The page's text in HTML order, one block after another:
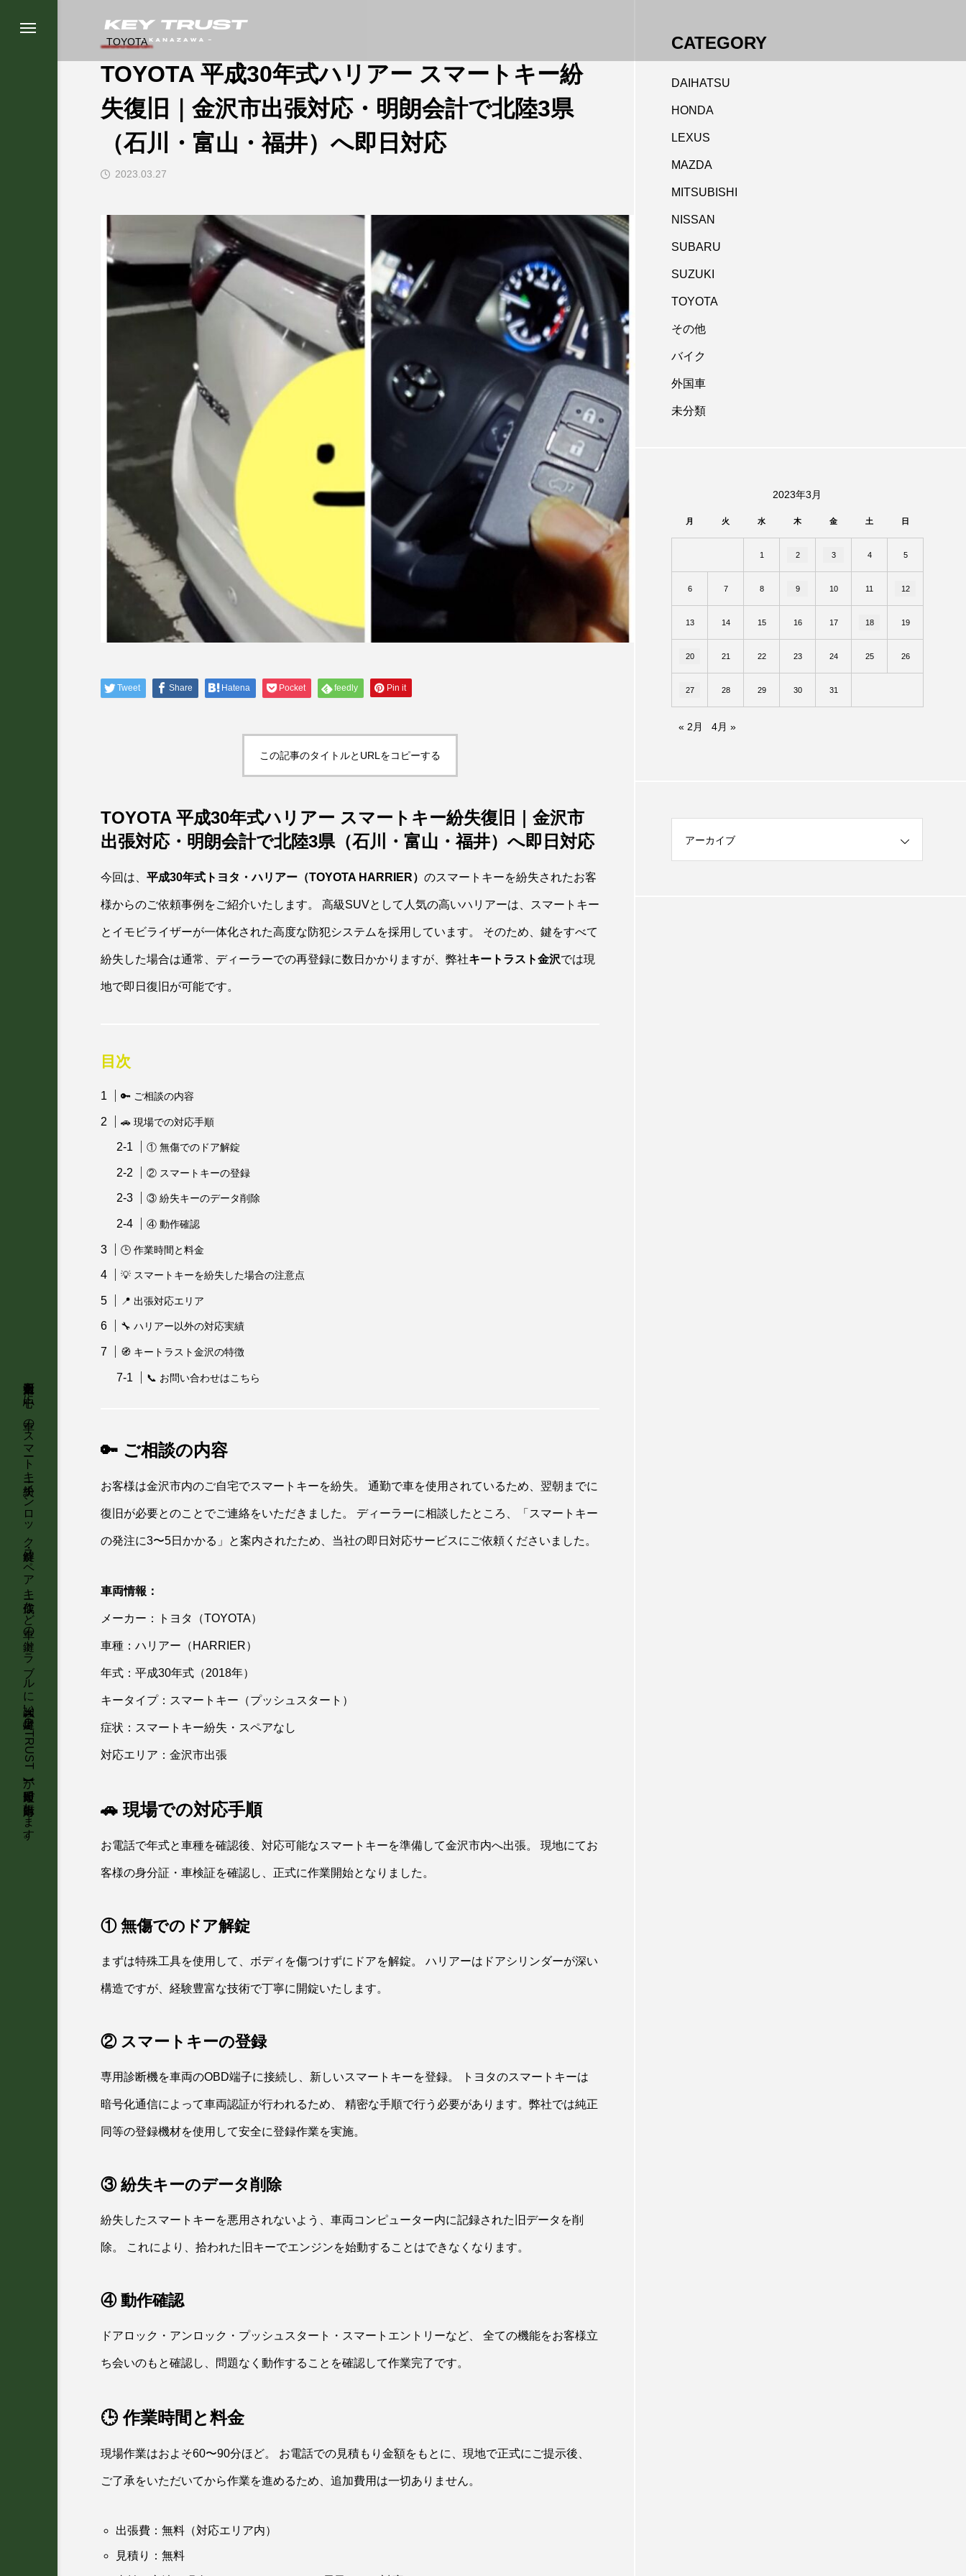
石川県金沢市を中心に、車のスマートキー紛失・インロック解錠・スペアキー作成など車の鍵トラブルに強い鍵屋【KeyTRUST】が最短即日で出張対応します。
TOYOTA
TOYOTA 平成30年式ハリアー スマートキー紛
失復旧｜金沢市出張対応・明朗会計で北陸3県
（石川・富山・福井）へ即日対応
2023.03.27
Tweet Share Hatena Pocket feedly Pin it
この記事のタイトルとURLをコピーする
TOYOTA 平成30年式ハリアー スマートキー紛失復旧｜金沢市
出張対応・明朗会計で北陸3県（石川・富山・福井）へ即日対応
今回は、 平成30年式トヨタ・ハリアー（TOYOTA HARRIER） のスマートキーを紛失されたお客
様からのご依頼事例をご紹介いたします。 高級SUVとして人気の高いハリアーは、スマートキー
とイモビライザーが一体化された高度な防犯システムを採用しています。 そのため、鍵をすべて
紛失した場合は通常、ディーラーでの再登録に数日かかりますが、弊社キートラスト金沢では現
地で即日復旧が可能です。
目次
🔑 ご相談の内容
🚗 現場での対応手順
① 無傷でのドア解錠
② スマートキーの登録
③ 紛失キーのデータ削除
④ 動作確認
🕒 作業時間と料金
💡 スマートキーを紛失した場合の注意点
📍 出張対応エリア
🔧 ハリアー以外の対応実績
🧭 キートラスト金沢の特徴
📞 お問い合わせはこちら
🔑 ご相談の内容
お客様は金沢市内のご自宅でスマートキーを紛失。 通勤で車を使用されているため、翌朝までに
復旧が必要とのことでご連絡をいただきました。 ディーラーに相談したところ、「スマートキー
の発注に3〜5日かかる」と案内されたため、当社の即日対応サービスにご依頼くださいました。
車両情報：
メーカー：トヨタ（TOYOTA）
車種：ハリアー（HARRIER）
年式：平成30年式（2018年）
キータイプ：スマートキー（プッシュスタート）
症状：スマートキー紛失・スペアなし
対応エリア：金沢市出張
🚗 現場での対応手順
お電話で年式と車種を確認後、対応可能なスマートキーを準備して金沢市内へ出張。 現地にてお
客様の身分証・車検証を確認し、正式に作業開始となりました。
① 無傷でのドア解錠
まずは特殊工具を使用して、ボディを傷つけずにドアを解錠。 ハリアーはドアシリンダーが深い
構造ですが、経験豊富な技術で丁寧に開錠いたします。
② スマートキーの登録
専用診断機を車両のOBD端子に接続し、新しいスマートキーを登録。 トヨタのスマートキーは
暗号化通信によって車両認証が行われるため、 精密な手順で行う必要があります。弊社では純正
同等の登録機材を使用して安全に登録作業を実施。
③ 紛失キーのデータ削除
紛失したスマートキーを悪用されないよう、車両コンピューター内に記録された旧データを削
除。 これにより、拾われた旧キーでエンジンを始動することはできなくなります。
④ 動作確認
ドアロック・アンロック・プッシュスタート・スマートエントリーなど、 全ての機能をお客様立
ち会いのもと確認し、問題なく動作することを確認して作業完了です。
🕒 作業時間と料金
現場作業はおよそ60〜90分ほど。 お電話での見積もり金額をもとに、現地で正式にご提示後、
ご了承をいただいてから作業を進めるため、追加費用は一切ありません。
出張費：無料（対応エリア内）
見積り：無料
CATEGORY
DAIHATSU
HONDA
LEXUS
MAZDA
MITSUBISHI
NISSAN
SUBARU
SUZUKI
TOYOTA
その他
バイク
外国車
未分類
2023年3月
月 火 水 木 金 土 日
1 2 3 4 5
6 7 8 9 10 11 12
13 14 15 16 17 18 19
20 21 22 23 24 25 26
27 28 29 30 31
« 2月 4月 »
アーカイブ